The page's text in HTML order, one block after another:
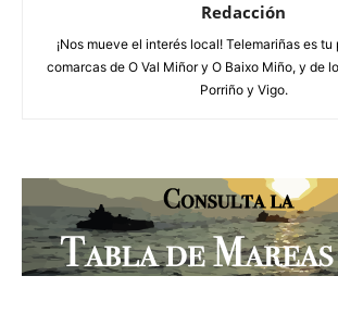
Redacción
¡Nos mueve el interés local! Telemariñas es
comarcas de O Val Miñor y O Baixo Miño, y de
Porriño y Vigo.